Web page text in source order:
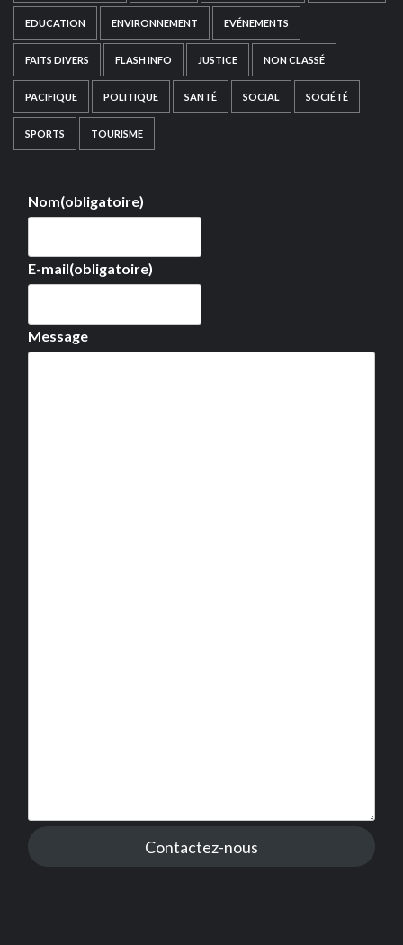
EDUCATION ENVIRONNEMENT EVÉNEMENTS
FAITS DIVERS FLASH INFO JUSTICE NON CLASSÉ
PACIFIQUE POLITIQUE SANTÉ SOCIAL SOCIÉTÉ
SPORTS TOURISME
Nom(obligatoire)
E-mail(obligatoire)
Message
Contactez-nous